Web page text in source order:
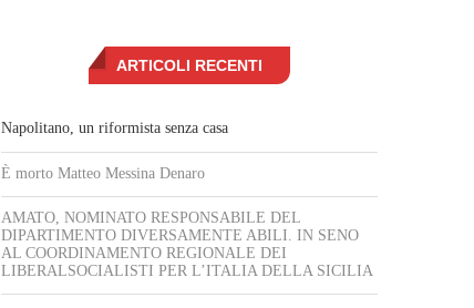
ARTICOLI RECENTI
Napolitano, un riformista senza casa
È morto Matteo Messina Denaro
AMATO, NOMINATO RESPONSABILE DEL
DIPARTIMENTO DIVERSAMENTE ABILI. IN SENO
AL COORDINAMENTO REGIONALE DEI
LIBERALSOCIALISTI PER L’ITALIA DELLA SICILIA